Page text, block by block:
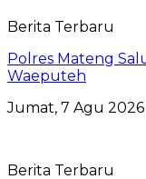
Berita Terbaru
Polres Mateng
Waeputeh
Jumat, 7 Agu 2026
Berita Terbaru